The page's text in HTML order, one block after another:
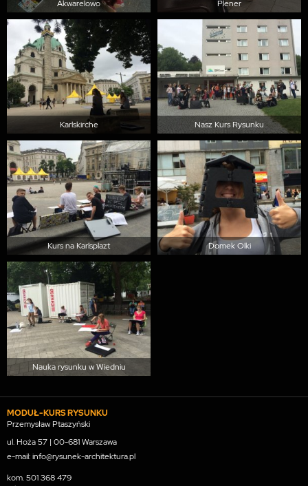
Akwarelowo Plener
Karlskirche Nasz Kurs Rysunku
Kurs na Karlsplazt Domek Olki
Nauka rysunku w Wiedniu
MODUŁ-KURS RYSUNKU
Przemysław Ptaszyński
ul. Hoża 57 | 00-681 Warszawa
e-mail: info@rysunek-architektura.pl
kom.501 368 479